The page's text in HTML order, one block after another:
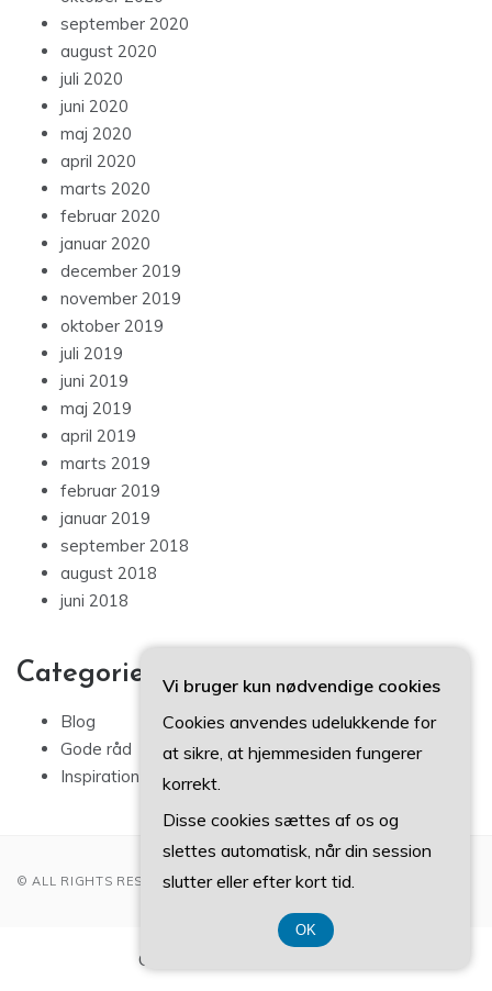
september 2020
august 2020
juli 2020
juni 2020
maj 2020
april 2020
marts 2020
februar 2020
januar 2020
december 2019
november 2019
oktober 2019
juli 2019
juni 2019
maj 2019
april 2019
marts 2019
februar 2019
januar 2019
september 2018
august 2018
juni 2018
Categories
Blog
Gode råd
Inspiration
© ALL RIGHTS RESERVED 2022
CVR-Nummer 37 40 77 39
Vi bruger kun nødvendige cookies
Cookies anvendes udelukkende for
at sikre, at hjemmesiden fungerer
korrekt.
Disse cookies sættes af os og
slettes automatisk, når din session
slutter eller efter kort tid.
OK